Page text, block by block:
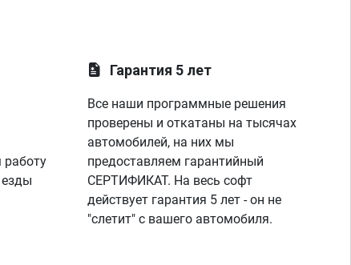
Гарантия 5 лет
Все наши программные решения
проверены и откатаны на тысячах
автомобилей, на них мы
предоставляем гарантийный
СЕРТИФИКАТ. На весь софт
действует гарантия 5 лет - он не
"слетит" с вашего автомобиля.